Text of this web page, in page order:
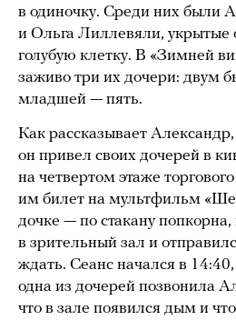
в одиночку. Среди них были
и Ольга Лиллевяли, укрытые
голубую клетку. В «Зимней
заживо три их дочери: двум
младшей — пять.
Как рассказывает Александр,
он привел своих дочерей в
на четвертом этаже
им билет на мультфильм
дочке — по стакану
в зрительный зал и
ждать. Сеанс начался в 14:40,
одна из дочерей позвонила
что в зале появился дым и